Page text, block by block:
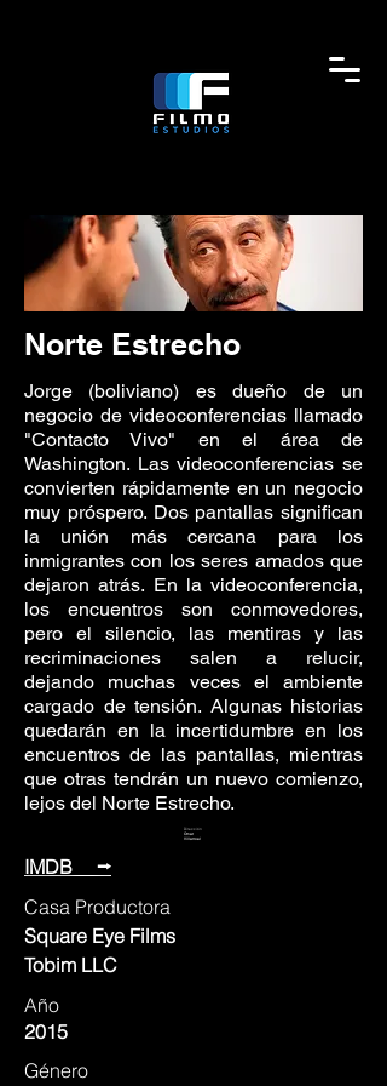
Norte Estrecho
Jorge (boliviano) es dueño de un
negocio de videoconferencias llamado
"Contacto Vivo" en el área de
Washington. Las videoconferencias se
convierten rápidamente en un negocio
muy próspero. Dos pantallas significan
la unión más cercana para los
inmigrantes con los seres amados que
dejaron atrás. En la videoconferencia,
los encuentros son conmovedores,
pero el silencio, las mentiras y las
recriminaciones salen a relucir,
dejando muchas veces el ambiente
cargado de tensión. Algunas historias
quedarán en la incertidumbre en los
encuentros de las pantallas, mientras
que otras tendrán un nuevo comienzo,
lejos del Norte Estrecho.
Dirección
Omar
Villarroel
IMDB ⭢
Casa Productora
Square Eye Films
Tobim LLC
Año
2015
Género